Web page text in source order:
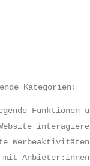
Kategorien: